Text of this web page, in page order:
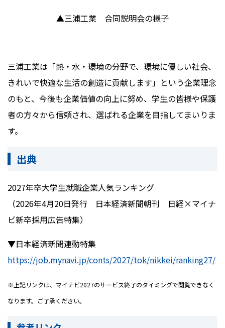
▲三浦工業 合同説明会の様子
三浦工業は「熱・水・環境の分野で、環境に優しい社会、
きれいで快適な生活の創造に貢献します」という企業理念
のもと、今後も企業価値の向上に努め、学生の皆様や保護
者の方々から信頼され、選ばれる企業を目指してまいりま
す。
出典
2027年卒大学生就職企業人気ランキング
（2026年4月20日発行 日本経済新聞朝刊 日経×マイナ
ビ新卒採用広告特集）
▼日本経済新聞連動特集
https://job.mynavi.jp/conts/2027/tok/nikkei/ranking27/
※上記リンクは、マイナビ2027のサービス終了のタイミングで閲覧できなく
なります。ご了承ください。